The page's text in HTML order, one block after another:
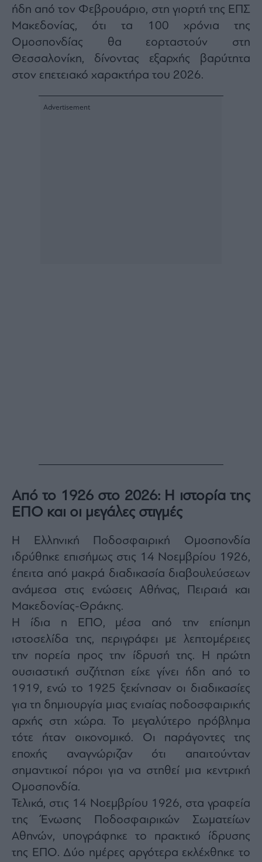
ήδη από τον Φεβρουάριο, στη γιορτή της ΕΠΣ
Μακεδονίας, ότι τα 100 χρόνια της
Ομοσπονδίας θα εορταστούν στη
Θεσσαλονίκη, δίνοντας εξαρχής βαρύτητα
στον επετειακό χαρακτήρα του 2026.
Από το 1926 στο 2026: Η ιστορία της
ΕΠΟ και οι μεγάλες στιγμές
Η Ελληνική Ποδοσφαιρική Ομοσπονδία
ιδρύθηκε επισήμως στις 14 Νοεμβρίου 1926,
έπειτα από μακρά διαδικασία διαβουλεύσεων
ανάμεσα στις ενώσεις Αθήνας, Πειραιά και
Μακεδονίας-Θράκης.
Η ίδια η ΕΠΟ, μέσα από την επίσημη
ιστοσελίδα της, περιγράφει με λεπτομέρειες
την πορεία προς την ίδρυσή της. Η πρώτη
ουσιαστική συζήτηση είχε γίνει ήδη από το
1919, ενώ το 1925 ξεκίνησαν οι διαδικασίες
για τη δημιουργία μιας ενιαίας ποδοσφαιρικής
αρχής στη χώρα. Το μεγαλύτερο πρόβλημα
τότε ήταν οικονομικό. Οι παράγοντες της
εποχής αναγνώριζαν ότι απαιτούνταν
σημαντικοί πόροι για να στηθεί μια κεντρική
Ομοσπονδία.
Τελικά, στις 14 Νοεμβρίου 1926, στα γραφεία
της Ένωσης Ποδοσφαιρικών Σωματείων
Αθηνών, υπογράφηκε το πρακτικό ίδρυσης
της ΕΠΟ. Δύο ημέρες αργότερα εκλέχθηκε το